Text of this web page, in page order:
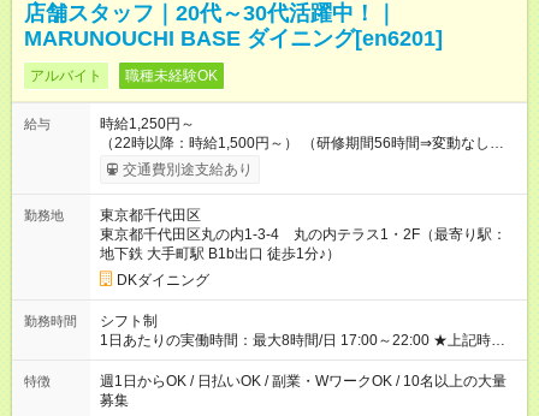
店舗スタッフ｜20代～30代活躍中！｜
MARUNOUCHI BASE ダイニング[en6201]
アルバイト 職種未経験OK
給与
時給1,250円～
（22時以降：時給1,500円～） （研修期間56時間⇒変動なし） ■
食事補助あり⇒1食200円 ■友人紹介制度あり⇒1人紹介につき最
大3万円支給！ 【試用期間】試用期間なし
交通費別途支給あり
勤務地
東京都千代田区
東京都千代田区丸の内1-3-4 丸の内テラス1・2F（最寄り駅：
地下鉄 大手町駅 B1b出口 徒歩1分♪）
DKダイニング
勤務時間
シフト制
1日あたりの実働時間：最大8時間/日 17:00～22:00 ★上記時間
から1日3時間～OK ★週1日～OK◎ ※勤務時間の変動の可能性あ
り ※22時以降勤務は18歳以上(法令による) ■自由シフト制
特徴
週1日からOK / 日払いOK / 副業・WワークOK / 10名以上の大量
募集